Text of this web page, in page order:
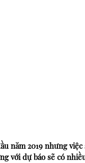
năm 2019 nhưng
với dự báo sẽ có